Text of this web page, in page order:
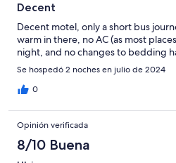
Decent
Decent motel, only a short bus
warm in there, no AC (as most
night, and no changes to bedding
Se hospedó 2 noches en julio de 2024
0
Opinión verificada
8/10 Buena